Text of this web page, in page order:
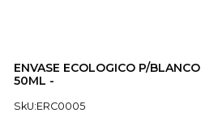
ENVASE ECOLOGICO P/BLANCO
50ML -
SkU:ERC0005